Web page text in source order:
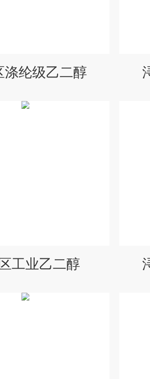
涤纶级乙二醇
工业乙二醇